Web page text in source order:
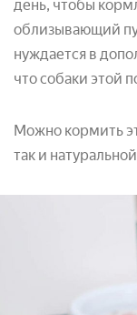
день, чтобы
облизывающий
нуждается в
что собаки этой
Можно кормить
так и